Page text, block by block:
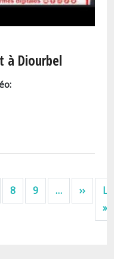
à Diourbel
8 9 … ››Page
»